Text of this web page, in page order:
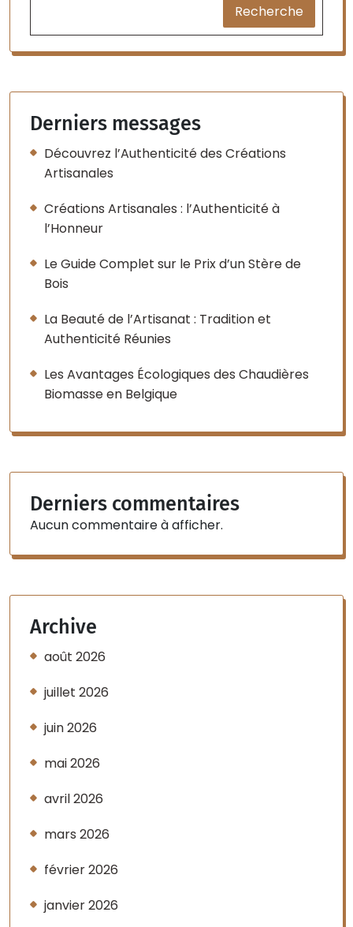
Recherche
Derniers messages
Découvrez l’Authenticité des Créations
Artisanales
Créations Artisanales : l’Authenticité à
l’Honneur
Le Guide Complet sur le Prix d’un Stère de
Bois
La Beauté de l’Artisanat : Tradition et
Authenticité Réunies
Les Avantages Écologiques des Chaudières
Biomasse en Belgique
Derniers commentaires
Aucun commentaire à afficher.
Archive
août 2026
juillet 2026
juin 2026
mai 2026
avril 2026
mars 2026
février 2026
janvier 2026